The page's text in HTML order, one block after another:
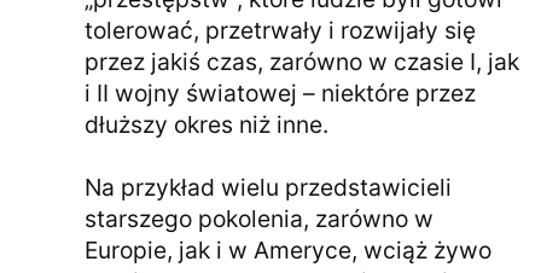
tolerować, przetrwały i rozwijały się
przez jakiś czas, zarówno w czasie I, jak
i II wojny światowej – niektóre przez
dłuższy okres niż inne.
Na przykład wielu przedstawicieli
starszego pokolenia, zarówno w
Europie, jak i w Ameryce, wciąż żywo